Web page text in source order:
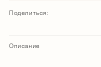
Поделиться:
Описание